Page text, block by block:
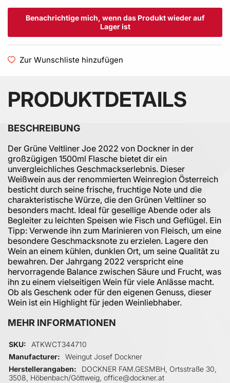
Benachrichtige mich, wenn das Produkt wieder auf
Lager ist
Zur Wunschliste hinzufügen
PRODUKTDETAILS
BESCHREIBUNG
Der Grüne Veltliner Joe 2022 von Dockner in der
großzügigen 1500ml Flasche bietet dir ein
unvergleichliches Geschmackserlebnis. Dieser
Weißwein aus der renommierten Weinregion Österreich
besticht durch seine frische, fruchtige Note und die
charakteristische Würze, die den Grünen Veltliner so
besonders macht. Ideal für gesellige Abende oder als
Begleiter zu leichten Speisen wie Fisch und Geflügel. Ein
Tipp: Verwende ihn zum Marinieren von Fleisch, um eine
besondere Geschmacksnote zu erzielen. Lagere den
Wein an einem kühlen, dunklen Ort, um seine Qualität zu
bewahren. Der Jahrgang 2022 verspricht eine
hervorragende Balance zwischen Säure und Frucht, was
ihn zu einem vielseitigen Wein für viele Anlässe macht.
Ob als Geschenk oder für den eigenen Genuss, dieser
Wein ist ein Highlight für jeden Weinliebhaber.
MEHR INFORMATIONEN
Mehr Informationen
SKU
ATKWCT344710
Manufacturer
Weingut Josef Dockner
Herstellerangaben
DOCKNER FAM.GESMBH, Ortsstraße 30,
3508, Höbenbach/Göttweig, office@dockner.at